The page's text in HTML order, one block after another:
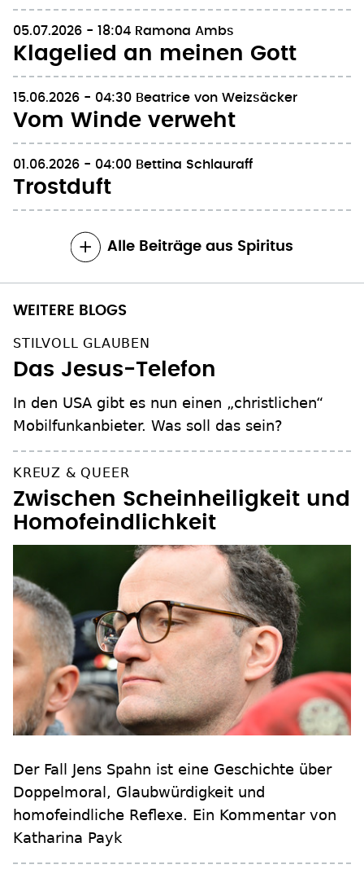
05.07.2026 - 18:04 Ramona Ambs
Klagelied an meinen Gott
15.06.2026 - 04:30 Beatrice von Weizsäcker
Vom Winde verweht
01.06.2026 - 04:00 Bettina Schlauraff
Trostduft
Alle Beiträge aus Spiritus
WEITERE BLOGS
STILVOLL GLAUBEN
Das Jesus-Telefon
In den USA gibt es nun einen „christlichen“
Mobilfunkanbieter. Was soll das sein?
KREUZ & QUEER
Zwischen Scheinheiligkeit und
Homofeindlichkeit
Der Fall Jens Spahn ist eine Geschichte über
Doppelmoral, Glaubwürdigkeit und
homofeindliche Reflexe. Ein Kommentar von
Katharina Payk